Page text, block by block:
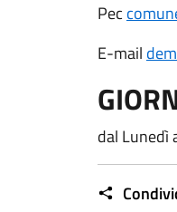
Pec
E-mail
dal Lunedì